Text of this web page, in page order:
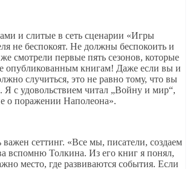
и слитые в сеть сценарии «Игры
не беспокоят. Не должны беспокоить и
смотрели первые пять сезонов, которые
опубликованным книгам! Даже если вы и
случиться, это не равно тому, что вы
Я с удовольствием читал „Войну и мир“,
о поражении Наполеона».
важен сеттинг. «Все мы, писатели, создаем
вспомню Толкина. Из его книг я понял,
место, где развиваются события. Если